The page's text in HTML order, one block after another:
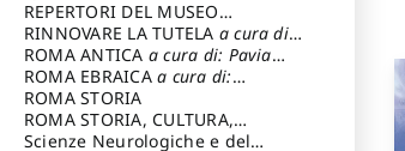
cura di: Giura Longo Tommaso
REPERTORI DEL MUSEO
CENTRALE DEL RISORGIMENTOa
cura di: Pizzo Marco
RINNOVARE LA TUTELA a cura di:
Cicalò Enrico
ROMA ANTICA a cura di: Pavia
Carlo
ROMA EBRAICAa cura di:
Procaccia Claudio
ROMA STORIA
ROMA STORIA, CULTURA,
IMMAGINEa cura di: Fagiolo
Scienze Neurologiche e del